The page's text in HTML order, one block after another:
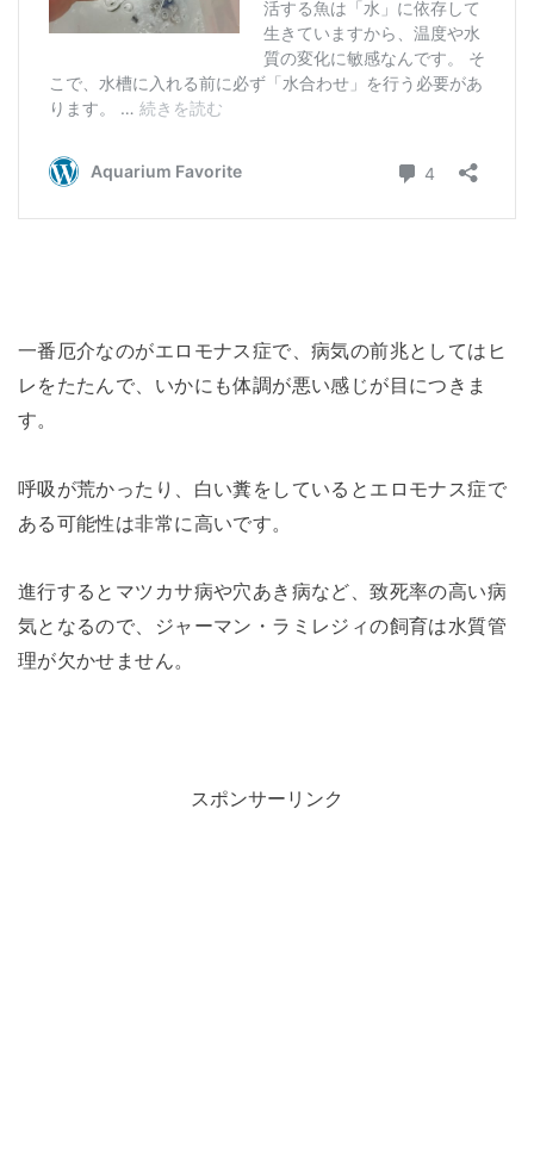
一番厄介なのがエロモナス症で、病気の前兆としてはヒ
レをたたんで、いかにも体調が悪い感じが目につきま
す。
呼吸が荒かったり、白い糞をしているとエロモナス症で
ある可能性は非常に高いです。
進行するとマツカサ病や穴あき病など、致死率の高い病
気となるので、ジャーマン・ラミレジィの飼育は水質管
理が欠かせません。
スポンサーリンク